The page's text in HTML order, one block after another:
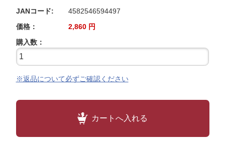
JANコード:
4582546594497
価格：
2,860 円
購入数：
※返品について必ずご確認ください
カートへ入れる